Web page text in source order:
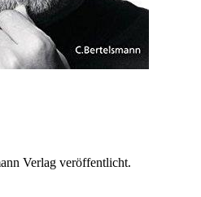
Verlag veröffentlicht.